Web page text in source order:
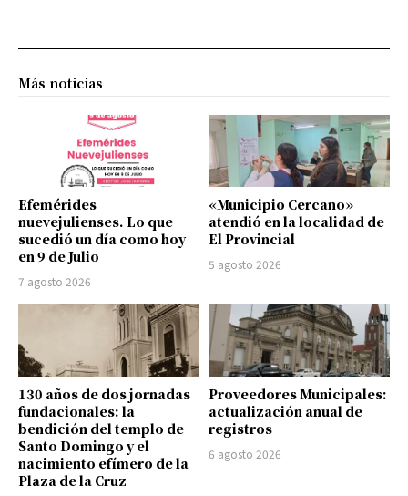
Más noticias
Efemérides
nuevejulienses. Lo que
sucedió un día como hoy
en 9 de Julio
7 agosto 2026
«Municipio Cercano»
atendió en la localidad de
El Provincial
5 agosto 2026
130 años de dos jornadas
fundacionales: la
bendición del templo de
Santo Domingo y el
nacimiento efímero de la
Plaza de la Cruz
Proveedores Municipales:
actualización anual de
registros
6 agosto 2026